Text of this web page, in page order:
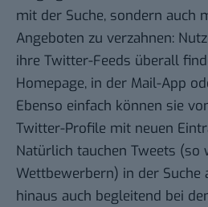
mit der Suche, sondern auch
Angeboten zu verzahnen:
ihre Twitter-Feeds überall
Homepage, in der Mail-App
Ebenso einfach können sie
Twitter-Profile mit neuen
Natürlich tauchen Tweets (so
Wettbewerbern) in der Suche
hinaus auch begleitend bei